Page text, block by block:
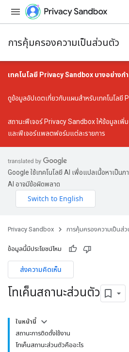
การคุ้มครองความเป็นส่วนตัว
เทคโนโลยี Privacy Sandbox บางอย่างก
ดูข้อมูลอัปเดตเกี่ยวกับแผนสำหรับเทคโนโลยี
สถานะฟีเจอร์ Privacy Sandboxให้ข้อมูลเพิ่
และฟีเจอร์แพลตฟอร์มแต่ละรายการ
Google ใช้เทคโนโลยี AI เพื่อแปลเนื้อหาเป็น
AI อาจมีข้อผิดพลาด
Privacy Sandbox การคุ้มครองความเป็นส่
ข้อมูลนี้มีประโยชน์ไหม
ส่งความคิดเห็น
โทเค็นสถานะส่วนตัว
ในหน้านี้
สถานะการติดตั้งใช้งาน
โทเค็นสถานะส่วนตัวคืออะไร